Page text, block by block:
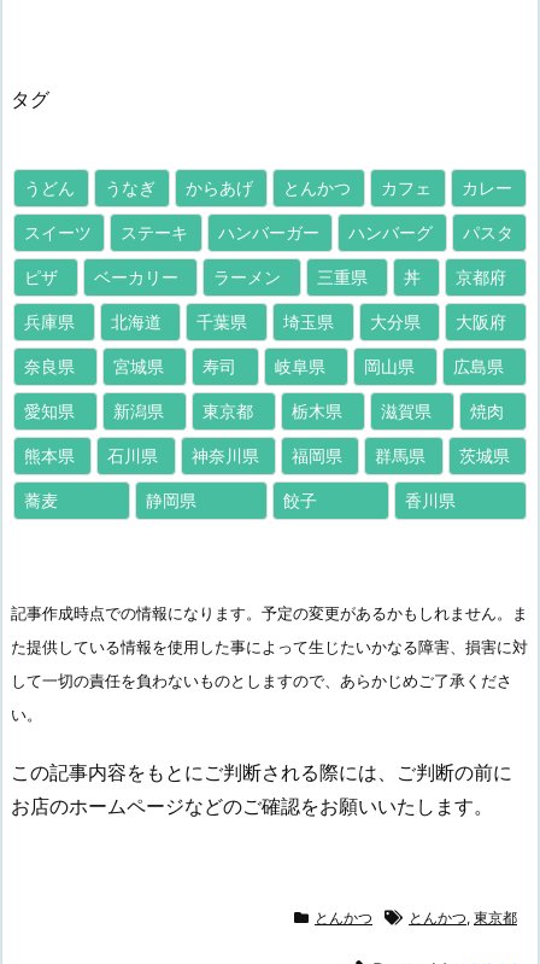
タグ
うどん うなぎ からあげ とんかつ カフェ カレー
スイーツ ステーキ ハンバーガー ハンバーグ パスタ
ピザ ベーカリー ラーメン 三重県 丼 京都府
兵庫県 北海道 千葉県 埼玉県 大分県 大阪府
奈良県 宮城県 寿司 岐阜県 岡山県 広島県
愛知県 新潟県 東京都 栃木県 滋賀県 焼肉
熊本県 石川県 神奈川県 福岡県 群馬県 茨城県
蕎麦 静岡県 餃子 香川県
記事作成時点での情報になります。予定の変更があるかもしれません。ま
た提供している情報を使用した事によって生じたいかなる障害、損害に対
して一切の責任を負わないものとしますので、あらかじめご了承くださ
い。
この記事内容をもとにご判断される際には、ご判断の前に
お店のホームページなどのご確認をお願いいたします。
とんかつ とんかつ, 東京都